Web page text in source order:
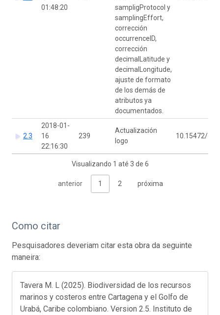
01:48:20
sampligProtocol y
samplingEffort,
corrección
occurrenceID,
corrección
decimalLatitude y
decimalLongitude,
ajuste de formato
de los demás de
atributos ya
documentados.
2.3
2018-01-
16
22:16:30
239
Actualización
logo
10.15472/
Visualizando 1 até 3 de 6
anterior 1 2 próxima
Como citar
Pesquisadores deveriam citar esta obra da seguinte
maneira:
Tavera M. L (2025). Biodiversidad de los recursos
marinos y costeros entre Cartagena y el Golfo de
Urabá, Caribe colombiano. Version 2.5. Instituto de